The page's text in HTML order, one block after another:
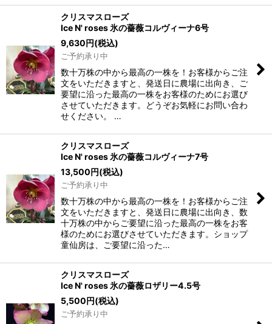
クリスマスローズ
Ice N' roses 氷の薔薇コルヴィーナ6号
9,630円(税込)
ご予約承り中
数十万株の中から最高の一株を！お客様からご注
文をいただきますと、発送日に農場に出向き、ご
要望に沿った最高の一株をお客様のためにお選び
させていただきます。どうぞお気軽にお問い合わ
せください。 …
クリスマスローズ
Ice N' roses 氷の薔薇コルヴィーナ7号
13,500円(税込)
ご予約承り中
数十万株の中から最高の一株を！お客様からご注
文をいただきますと、発送日に農場に出向き、数
十万株の中からご要望に沿った最高の一株をお客
様のためにお選びさせていただきます。ショップ
童仙房は、ご要望に沿った…
クリスマスローズ
Ice N' roses 氷の薔薇ロザリー4.5号
5,500円(税込)
ご予約承り中